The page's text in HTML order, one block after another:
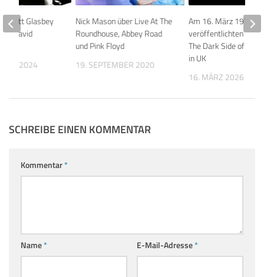
Nick Mason über Live At The
Roundhouse, Abbey Road
und Pink Floyd
19. SEPTEMBER 2020
Am 16. März 1973
veröffentlichten Pink
The Dark Side of the
in UK
16. MÄRZ 2026
Matt Glasbey
David
2024
SCHREIBE EINEN KOMMENTAR
Kommentar*
Name* E-Mail-Adresse*